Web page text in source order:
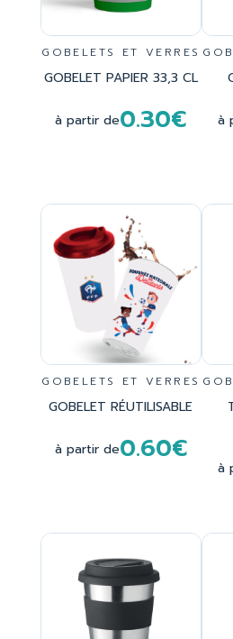
GOBELETS ET VERRES
GOBELET PAPIER 33,3 CL
à partir de0.30€ à
GOBELETS ET VERRES
GOBELET RÉUTILISABLE
à partir de0.60€
à